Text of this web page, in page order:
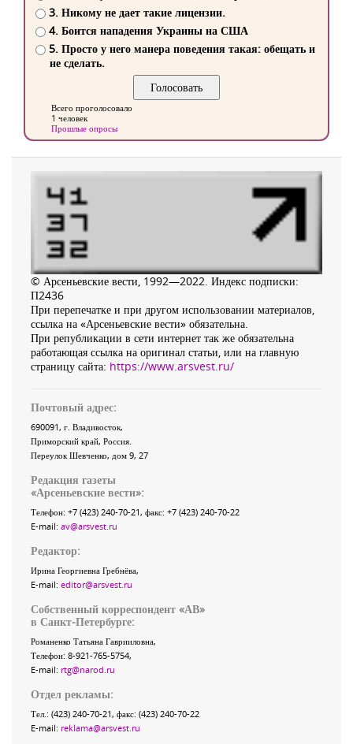
3. Никому не дает такие лицензии.
4. Боится нападения Украины на США
5. Просто у него манера поведения такая: обещать и
не сделать.
Всего проголосовало
1 человек
Прошлые опросы
© Арсеньевские вести, 1992—2022. Индекс подписки:
П2436
При перепечатке и при другом использовании материалов,
ссылка на «Арсеньевские вести» обязательна.
При републикации в сети интернет так же обязательна
работающая ссылка на оригинал статьи, или на главную
страницу сайта: https://www.arsvest.ru/
Почтовый адрес:
690091, г. Владивосток,
Приморский край, Россия
Переулок Шевченко, дом 9, 27
Редакция газеты
«Арсеньевские вести»:
Телефон: +7 (423) 240-70-21, факс: +7 (423) 240-70-22
E-mail: av@arsvest.ru
Редактор:
Ирина Георгиевна Гребнёва,
E-mail: editor@arsvest.ru
Собственный корреспондент «АВ»
в Санкт-Петербурге:
Романенко Татьяна Гаврииловна,
Телефон: 8-921-765-5754,
E-mail: rtg@narod.ru
Отдел рекламы:
Тел.: (423) 240-70-21, факс: (423) 240-70-22
E-mail: reklama@arsvest.ru